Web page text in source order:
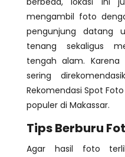
mengambil foto
pengunjung datang
tenang sekaligus
tengah alam.
sering
Rekomendasi Spot
populer di Makassar.
Tips Berburu
Agar hasil foto